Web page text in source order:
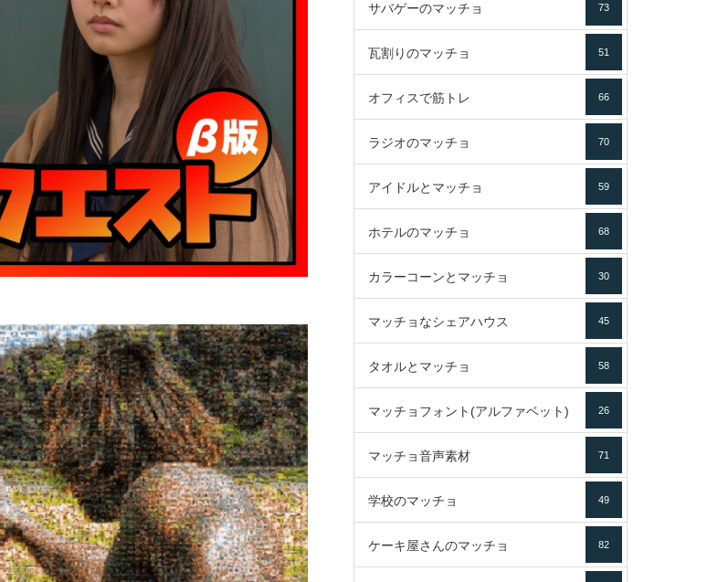
サバゲーのマッチョ 73
瓦割りのマッチョ 51
オフィスで筋トレ 66
ラジオのマッチョ 70
アイドルとマッチョ 59
ホテルのマッチョ 68
カラーコーンとマッチョ 30
マッチョなシェアハウス 45
タオルとマッチョ 58
マッチョフォント(アルファベット) 26
マッチョ音声素材 71
学校のマッチョ 49
ケーキ屋さんのマッチョ 82